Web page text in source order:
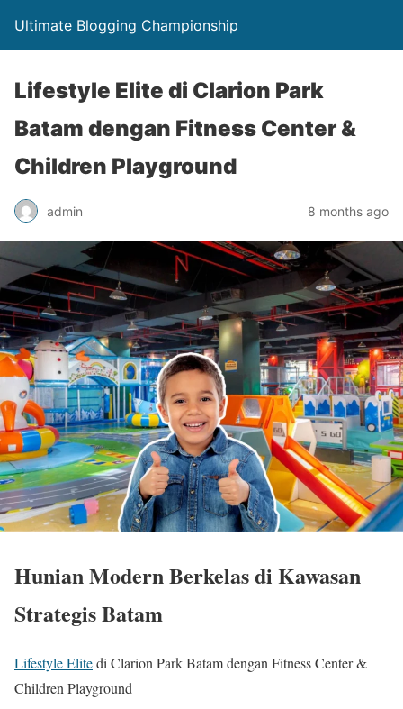
Ultimate Blogging Championship
Lifestyle Elite di Clarion Park
Batam dengan Fitness Center &
Children Playground
admin 8 months ago
Hunian Modern Berkelas di Kawasan
Strategis Batam
Lifestyle Elitedi Clarion Park Batam dengan Fitness Center &
Children Playground